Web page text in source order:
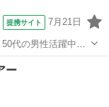
提携サイト 7月21日
50代の男性活躍中★
130日★フォークリフ
神奈川県相模原
ー